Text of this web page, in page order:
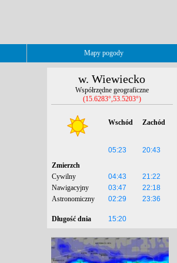
Mapy pogody
w. Wiewiecko
Współrzędne geograficzne
(15.6283°,53.5203°)
Wschód Zachód
05:23
20:43
Zmierzch
Cywilny
04:43
21:22
Nawigacyjny
03:47
22:18
Astronomiczny
02:29 23:36
Długość dnia 15:20